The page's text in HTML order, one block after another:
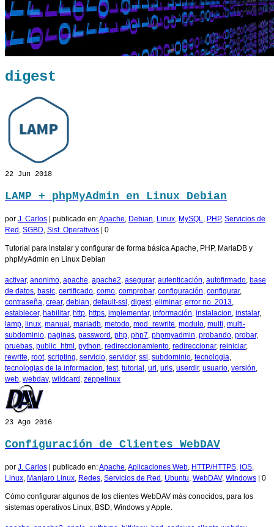
digest
22 Jun 2018
LAMP + phpMyAdmin en Linux Debian
por J. Carlos publicado en:Apache, Debian, Linux, MySQL, PHP, Servicios de
Red , SGBD, Sist. Operativos 0
Tutorial para instalar y configurar de forma básica Apache, PHP, MariaDB y
phpMyAdmin en Linux Debian
activar, anonimo, apache, apache2, asegurar, autenticación, autofirmado, base
de datos, basic, certificado, como, comprobar, configuración, configurar,
contraseña, crear, debian, default-ssl , digest, eliminar, error no. 2013,
establecer, habilitar, http, https, implementar, información, instalacion, instalar,
lamp, linux, manual , mariadb, metodo, mod_rewrite, modulo, multi, multi-
subdominio, paginas, password , php, php7, phpmyadmin, probando, probar,
pruebas, public_html , python, redireccionamiento, redireccionar, reiniciar,
rewrite, root, scripting, servicio, servidor, ssl , subdominio, tecnologia,
tecnologias de la informacion, test, tutorial , url , urls, userdir, usuario, versión,
web, webdav, wildcard , zeppelinux
23 Ago 2016
Configuración de Clientes WebDAV
por J. Carlos publicado en:Apache,Aplicaciones Web, HTTP/HTTPS, iOS,
Linux, Manjaro Linux, Redes, Servicios de Red , Ubuntu, WebDAV, Windows 0
Cómo configurar algunos de los clientes WebDAV más conocidos, para los
sistemas operativos Linux, BSD, Windows y Apple.